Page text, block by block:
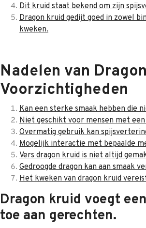
Dit kruid staat bekend om zijn
Dragon kruid gedijt goed in zowel
kweken.
Nadelen van
Voorzichtigheden
Kan een sterke smaak hebben die
Niet geschikt voor mensen met
Overmatig gebruik kan
Mogelijk interactie met bepaalde
Vers dragon kruid is niet altijd
Gedroogde dragon kan aan smaak
Het kweken van dragon kruid
Dragon kruid voegt
toe aan gerechten.